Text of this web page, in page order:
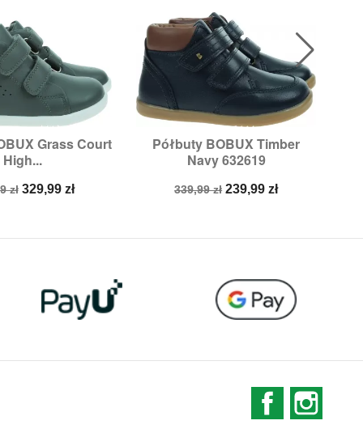
Grass Court
High...
zł Cena
329,99 zł
podgląd
Półbuty BOBUX Timber
Navy 632619
Cena
339,99 zł Cena
239,99 zł
Szybki podgląd
Rozmiary:23
Facebook